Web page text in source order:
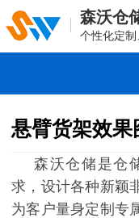
森沃仓
个性化定
悬臂货架效
森沃仓储是仓
求，设计各种新颖
为客户量身定制专